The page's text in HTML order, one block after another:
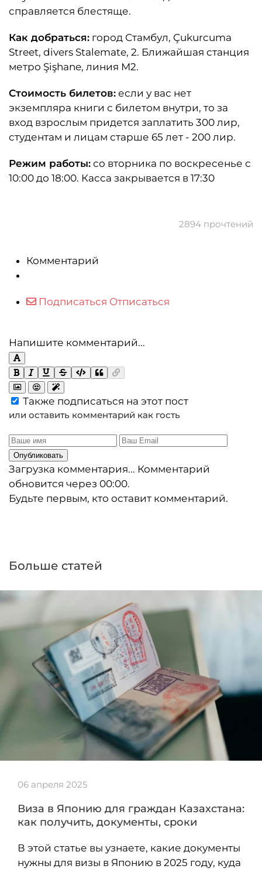
справляется блестяще.
Как добраться: город Стамбул, Çukurcuma
Street, divers Stalemate, 2. Ближайшая станция
метро Şişhane, линия М2.
Стоимость билетов: если у вас нет
экземпляра книги с билетом внутри, то за
вход взрослым придется заплатить 300 лир,
студентам и лицам старше 65 лет - 200 лир.
Режим работы: со вторника по воскресенье с
10:00 до 18:00. Касса закрывается в 17:30
2894 прочтений
Комментарий
Подписаться Отписаться
Напишите комментарий...
Также подписаться на этот пост
или оставить комментарий как гость
Опубликовать
Загрузка комментария... Комментарий
обновится через 00:00.
Будьте первым, кто оставит комментарий.
Больше статей
06 апреля 2025
Виза в Японию для граждан Казахстана:
как получить, документы, сроки
В этой статье вы узнаете, какие документы
нужны для визы в Японию в 2025 году, куда